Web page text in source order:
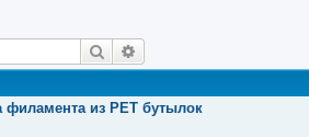
Поиск
филамента из PET бутылок